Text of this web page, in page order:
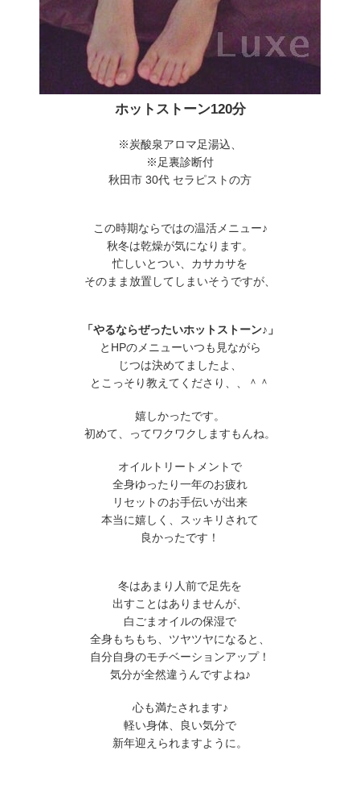
ホットストーン120分
※炭酸泉アロマ足湯込、
※足裏診断付
秋田市 30代 セラピストの方
この時期ならではの温活メニュー♪
秋冬は乾燥が気になります。
忙しいとつい、カサカサを
そのまま放置してしまいそうですが、
「やるならぜったいホットストーン♪」
とHPのメニューいつも見ながら
じつは決めてましたよ、
とこっそり教えてくださり、、＾＾
嬉しかったです。
初めて、ってワクワクしますもんね。
オイルトリートメントで
全身ゆったり一年のお疲れ
リセットのお手伝いが出来
本当に嬉しく、スッキリされて
良かったです！
冬はあまり人前で足先を
出すことはありませんが、
白ごまオイルの保湿で
全身もちもち、ツヤツヤになると、
自分自身のモチベーションアップ！
気分が全然違うんですよね♪
心も満たされます♪
軽い身体、良い気分で
新年迎えられますように。